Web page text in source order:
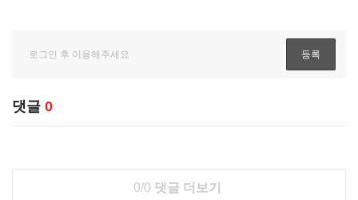
댓글 0
0/0 댓글 더보기